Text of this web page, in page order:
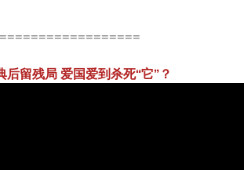
后留残局 爱国爱到杀死“它”？